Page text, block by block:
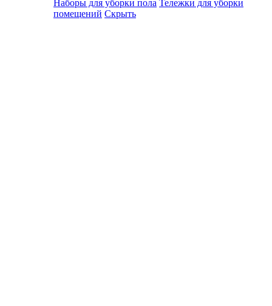
Наборы для уборки пола Тележки для уборки
помещений Скрыть